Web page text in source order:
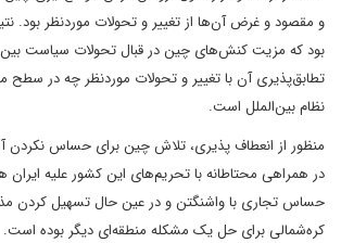
و مقصود و غرض آن‌ها از تغییر و تحولات موردنظر بود.
بود که مزیت کنش‌های چین در قبال تحولات سیاست
تطابق‌پذیری آن با تغییر و تحولات موردنظر چه در
نظام بین‌الملل است.
منظور از انعطاف پذیری، تلاش چین برای حساس نکردن
در همراهی محتاطانه با تحریم‌های این کشور علیه ایران
حساس تجاری با واشنگتن و در عین حال تسهیل کردن
کره‌شمالی برای حل یک مشکله منطقه‌ای دیگر بوده است.